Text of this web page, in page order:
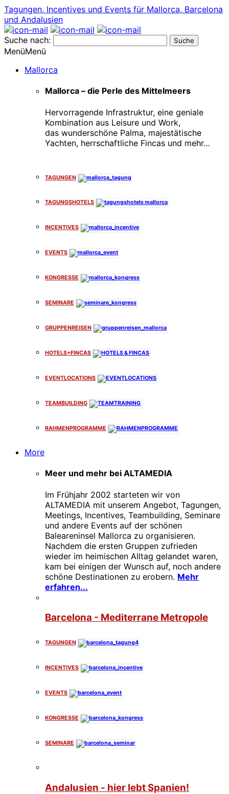
Tagungen, Incentives und Events für Mallorca, Barcelona
und Andalusien
Suche nach:
MenüMenü
Mallorca
Mallorca – die Perle des Mittelmeers
Hervorragende Infrastruktur, eine geniale
Kombination aus Leisure und Work,
das wunderschöne Palma, majestätische
Yachten, herrschaftliche Fincas und mehr…
TAGUNGEN
TAGUNGSHOTELS
INCENTIVES
EVENTS
KONGRESSE
SEMINARE
GRUPPENREISEN
HOTELS+FINCAS
EVENTLOCATIONS
TEAMBUILDING
RAHMENPROGRAMME
More
Meer und mehr bei ALTAMEDIA
Im Frühjahr 2002 starteten wir von
ALTAMEDIA mit unserem Angebot, Tagungen,
Meetings, Incentives, Teambuilding, Seminare
und andere Events auf der schönen
Baleareninsel Mallorca zu organisieren.
Nachdem die ersten Gruppen zufrieden
wieder im heimischen Alltag gelandet waren,
kam bei einigen der Wunsch auf, noch andere
schöne Destinationen zu erobern. Mehr
erfahren...
Barcelona - Mediterrane Metropole
TAGUNGEN
INCENTIVES
EVENTS
KONGRESSE
SEMINARE
Andalusien - hier lebt Spanien!